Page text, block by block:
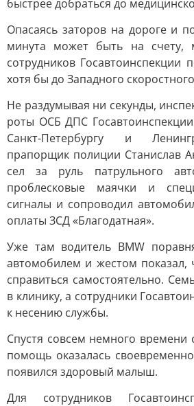
быстрее добраться до
Опасаясь заторов на дороге и
минута может быть на счету,
сотрудников Госавтоинспекции
хотя бы до Западного
Не раздумывая ни секунды,
роты ОСБ ДПС
Санкт-Петербургу и
прапорщик полиции Станислав
сел за руль патрульного
проблесковые маячки и
сигналы и сопроводил
оплаты ЗСД «Благодатная».
Уже там водитель BMW
автомобилем и жестом
справиться самостоятельно.
в клинику, а сотрудники
к несению службы.
Спустя совсем немного времени
помощь оказалась
появился здоровый малыш.
Для сотрудников